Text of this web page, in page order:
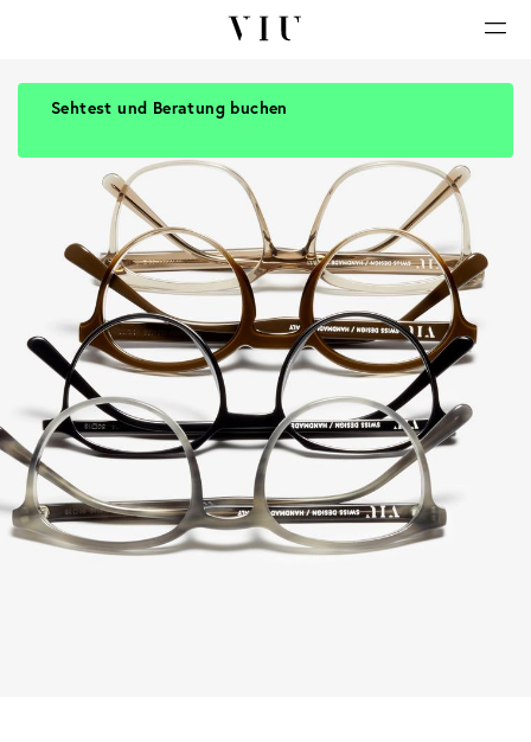
Sehtest und Beratung buchen